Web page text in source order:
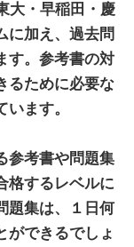
大・早稲田・慶
に加え、過去問
す。参考書の対
るために必要な
ます。
参考書や問題集
格するレベルに
題集は、１日何
ができるでしょ